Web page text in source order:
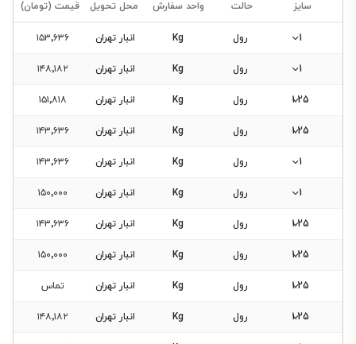
فیلتر
دسته‌بندی
ندارد.
سایز حالت واحد سفارش محل تحویل قیمت (تومان)
1 رول Kg انبار تهران ۱۵۳٬۶۳۶
1 رول Kg انبار تهران ۱۴۸٬۱۸۲
1.25 رول Kg انبار تهران ۱۵۱٬۸۱۸
1.25 رول Kg انبار تهران ۱۴۳٬۶۳۶
1 رول Kg انبار تهران ۱۴۳٬۶۳۶
1 رول Kg انبار تهران ۱۵۰٬۰۰۰
1.25 رول Kg انبار تهران ۱۴۳٬۶۳۶
1.25 رول Kg انبار تهران ۱۵۰٬۰۰۰
1.25 رول Kg انبار تهران تماس
1.25 رول Kg انبار تهران ۱۴۸٬۱۸۲